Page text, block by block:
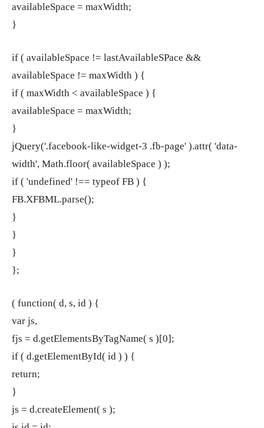
availableSpace = maxWidth;
}
if ( availableSpace != lastAvailableSPace &&
availableSpace != maxWidth ) {
if ( maxWidth < availableSpace ) {
availableSpace = maxWidth;
}
jQuery('.facebook-like-widget-3 .fb-page' ).attr( 'data-
width', Math.floor( availableSpace ) );
if ( 'undefined' !== typeof FB ) {
FB.XFBML.parse();
}
}
}
};
( function( d, s, id ) {
var js,
fjs = d.getElementsByTagName( s )[0];
if ( d.getElementById( id ) ) {
return;
}
js = d.createElement( s );